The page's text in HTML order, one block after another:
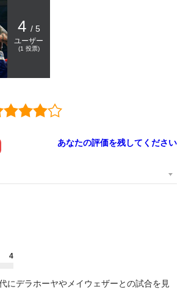
4 / 5
ユーザー
(1 投票)
あなたの評価を残してください
4
にデラホーヤやメイウェザーとの試合を見